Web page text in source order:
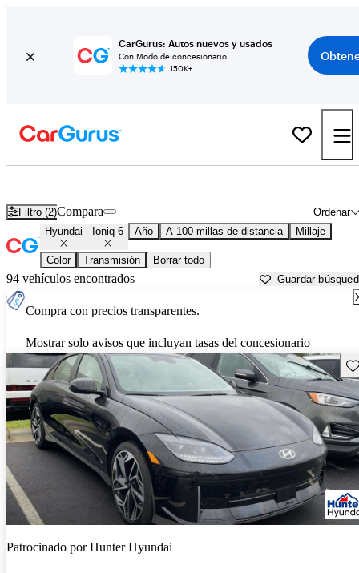
CarGurus: Autos nuevos y usados
Con Modo de concesionario
150K+
Filtro (2) Ordenar
Compara
Hyundai Ioniq 6 Año A 100 millas de distancia Millaje
Color Transmisión Borrar todo
94 vehículos encontrados Guardar
Compra con precios transparentes.
Mostrar solo avisos que incluyan tasas del concesionario
Patrocinado porHunter Hyundai